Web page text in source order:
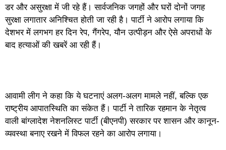
डर और असुरक्षा में जी रहे हैं। सार्वजनिक जगहों और घरों दोनों जगह
सुरक्षा लगातार अनिश्चित होती जा रही है। पार्टी ने आरोप लगाया कि
देशभर में लगभग हर दिन रेप, गैंगरेप, यौन उत्पीड़न और ऐसे अपराधों के
बाद हत्याओं की खबरें आ रही हैं।
आवामी लीग ने कहा कि ये घटनाएं अलग-अलग मामले नहीं, बल्कि एक
राष्ट्रीय आपातस्थिति का संकेत हैं। पार्टी ने तारिक रहमान के नेतृत्व
वाली बांग्लादेश नेशनलिस्ट पार्टी (बीएनपी) सरकार पर शासन और कानून-
व्यवस्था बनाए रखने में विफल रहने का आरोप लगाया।